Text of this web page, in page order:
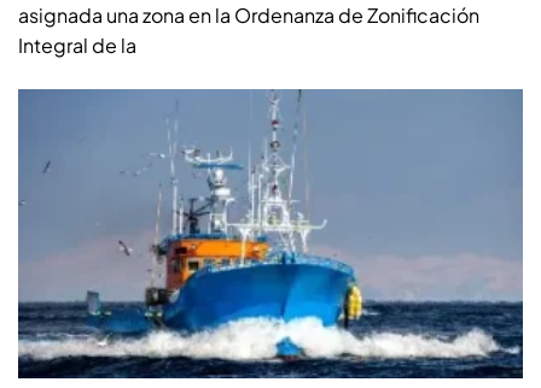
asignada una zona en la Ordenanza de Zonificación
Integral de la